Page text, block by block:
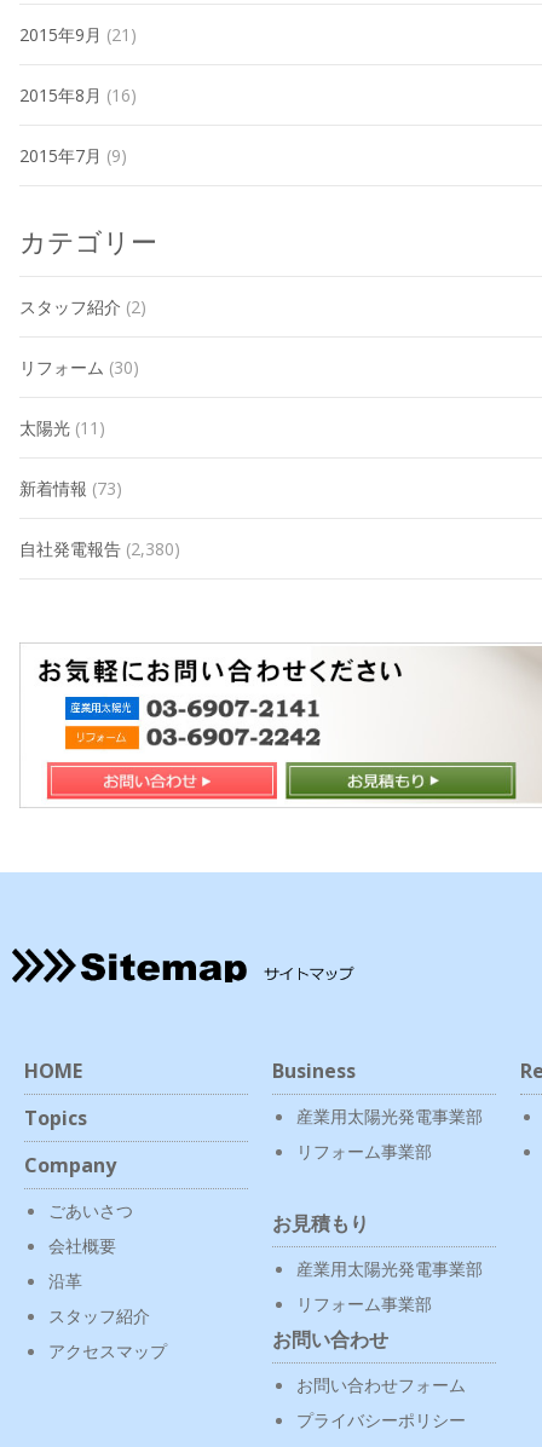
2015年9月 (21)
2015年8月 (16)
2015年7月 (9)
カテゴリー
スタッフ紹介 (2)
リフォーム (30)
太陽光 (11)
新着情報 (73)
自社発電報告 (2,380)
HOME
Topics
Company
ごあいさつ
会社概要
沿革
スタッフ紹介
アクセスマップ
Business
産業用太陽光発電事業部
リフォーム事業部
お見積もり
産業用太陽光発電事業部
リフォーム事業部
お問い合わせ
お問い合わせフォーム
プライバシーポリシー